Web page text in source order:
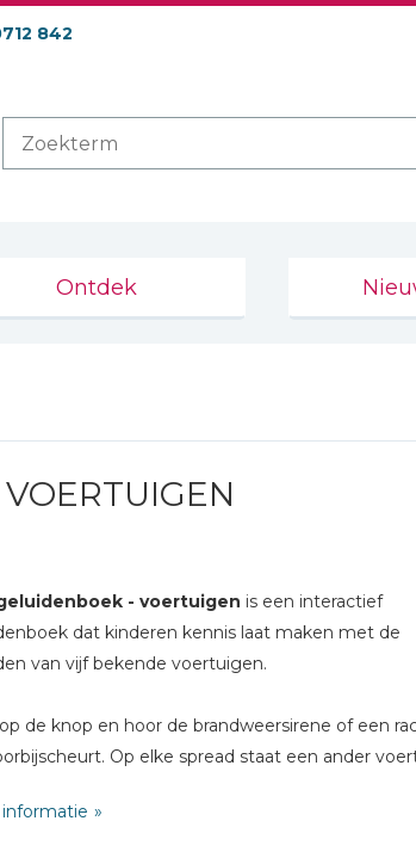
842
Ontdek
- voertuigen is een interactief
dat kinderen kennis laat maken met de
van vijf bekende voertuigen.
de knop en hoor de brandweersirene of een
Op elke spread staat een ander
laatste pagina staat een leuk raadspel: druk op de